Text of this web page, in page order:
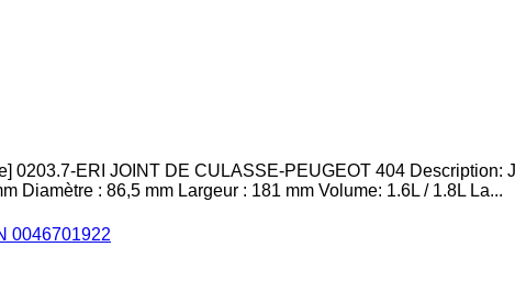
0203.7-ERI JOINT DE CULASSE-PEUGEOT 404 Description:
Diamètre : 86,5 mm Largeur : 181 mm Volume: 1.6L / 1.8L La...
0046701922